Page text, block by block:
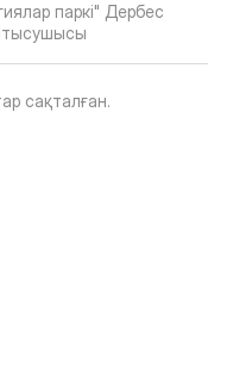
паркі" Дербес
сақталған.